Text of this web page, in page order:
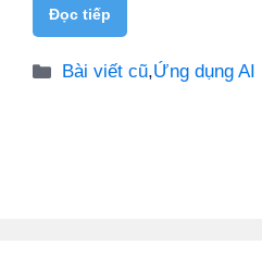
Đọc tiếp
Danh
Bài viết cũ,Ứng dụng AI